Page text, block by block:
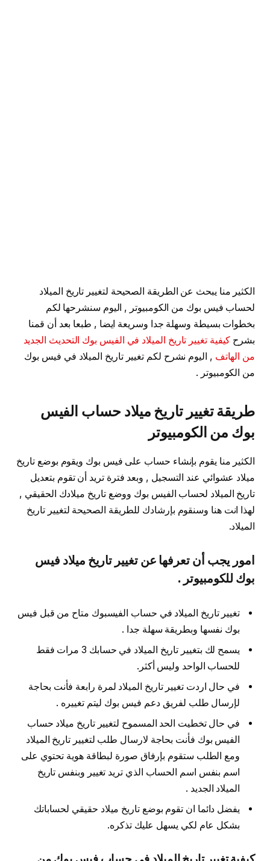
الكثير منا يبحث عن الطريقة الصحيحة لتغيير تاريخ الميلاد
لحساب فيس بوك من الكومبيوتر , اليوم سنشرحها لكم
بخطوات بسيطة وسهلة جدا وسريعة ايضا , طبعا بعد أن قمنا
بشرح كيفية تغيير تاريخ الميلاد في الفيس بوك التحديث الجديد
من الهاتف , اليوم نشرح لكم تغيير تاريخ الميلاد في فيس بوك
من الكومبيوتر .
طريقة تغيير تاريخ ميلاد حساب الفيس
بوك من الكومبيوتر
الكثير منا يقوم بإنشاء حساب على فيس بوك ويقوم بوضع تاريخ
ميلاد عشوائي عند التسجيل , وبعد فترة تريد أن تقوم بتعديل
تاريخ الميلاد لحساب الفيس بوك ووضع تاريخ ميلادك الحقيقي ,
لهذا انت هنا وسنقوم بإرشادك للطريقة الصحيحة لتغيير تاريخ
الميلاد.
امور يجب أن تعرفها عن تغيير تاريخ ميلاد فيس
بوك للكومبيوتر .
تغيير تاريخ الميلاد في حساب الفيسبوك متاح من قبل فيس
بوك نفسها وبطريقة سهلة جدا .
يسمح لك بتغيير تاريخ الميلاد في حسابك 3 مرات فقط
للحساب الواحد وليس أكثر.
في حال اردت تغيير تاريخ الميلاد لمرة رابعة فأنت بحاجة
لإرسال طلب لفريق دعم فيس بوك ليتم تغييره .
في حال تخطيت الحد المسموح لتغيير تاريخ ميلاد حساب
الفيس بوك فأنت بحاجة لارسال طلب لتغيير تاريخ الميلاد
ومع الطلب ستقوم بإرفاق صورة لبطاقة هوية تحتوي على
اسم بنفس اسم الحساب الذي تريد تغيير وبنفس تاريخ
الميلاد الجديد .
يفضل دائما ان تقوم بوضع تاريخ ميلاد حقيقي لحساباتك
بشكل عام لكي يسهل عليك تذكره.